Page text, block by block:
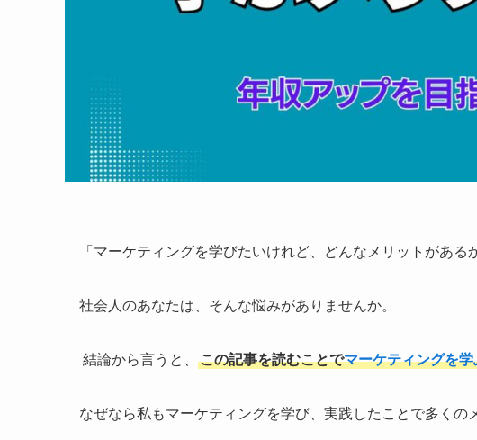
「マーケティングを学びたいけれど、どんなメリットがある
社会人のあなたは、そんな悩みがありませんか。
結論から言うと、 この記事を読むことでマーケティングを
なぜなら私もマーケティングを学び、実践したことで多くの